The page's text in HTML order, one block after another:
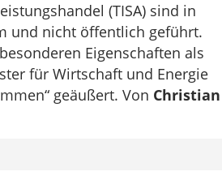
(TISA) sind in
und nicht öffentlich geführt.
Eigenschaften als
für Wirtschaft und Energie
geäußert. Von Christian